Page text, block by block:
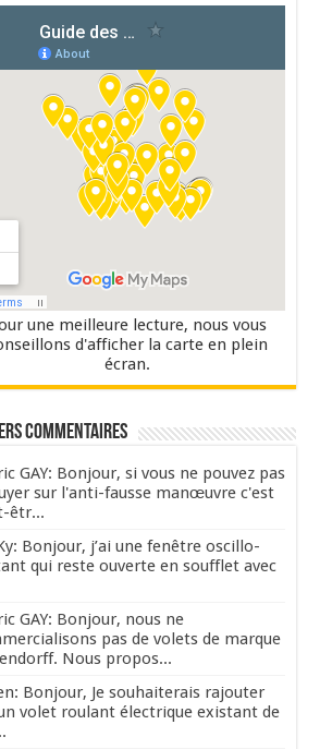
une meilleure lecture, nous vous
d'afficher la carte en plein
écran.
commentaires
GAY: Bonjour, si vous ne pouvez pas
sur l'anti-fausse manœuvre c'est
êtr...
Bonjour, j’ai une fenêtre oscillo-
qui reste ouverte en soufflet avec
GAY: Bonjour, nous ne
pas de volets de marque
Nous propos...
Bonjour, Je souhaiterais rajouter
volet roulant électrique existant de